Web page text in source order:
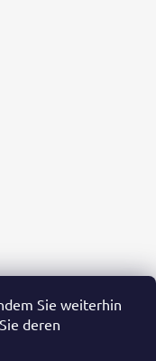
Sie weiterhin
deren